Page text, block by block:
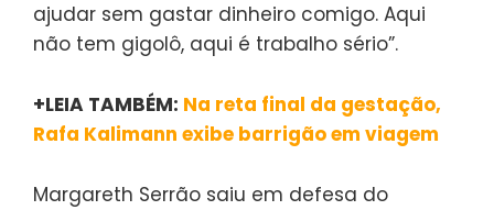
ajudar sem gastar dinheiro comigo. Aqui
não tem gigolô, aqui é trabalho sério”.
+LEIA TAMBÉM: Na reta final da gestação,
Rafa Kalimann exibe barrigão em viagem
Margareth Serrão saiu em defesa do